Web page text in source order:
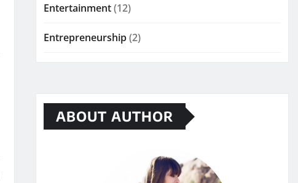
Entertainment(12)
Entrepreneurship(2)
ABOUT AUTHOR